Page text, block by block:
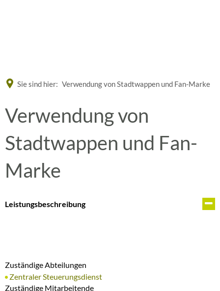
Sie sind hier: Verwendung von Stadtwappen und Fan-Marke
Verwendung von
Stadtwappen und Fan-
Marke
Leistungsbeschreibung
Zuständige Abteilungen
Zentraler Steuerungsdienst
Zuständige Mitarbeitende